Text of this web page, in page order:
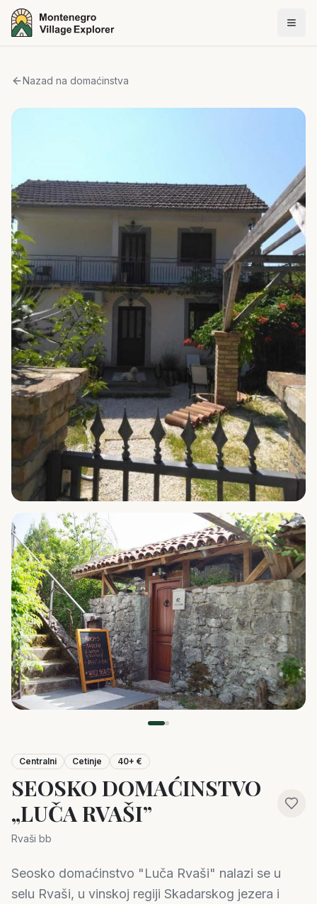
Nazad na domaćinstva
Centralni Cetinje 40+ €
SEOSKO DOMAĆINSTVO
„LUČA RVAŠI”
Rvaši bb
Seosko domaćinstvo "Luča Rvaši" nalazi se u
selu Rvaši, u vinskoj regiji Skadarskog jezera i